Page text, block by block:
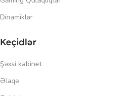
Dinamiklər
Keçidlər
Şəxsi kabinet
Əlaqə